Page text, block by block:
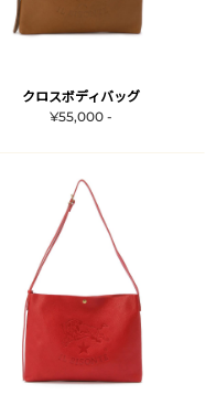
クロスボディバッグ
¥55,000 -